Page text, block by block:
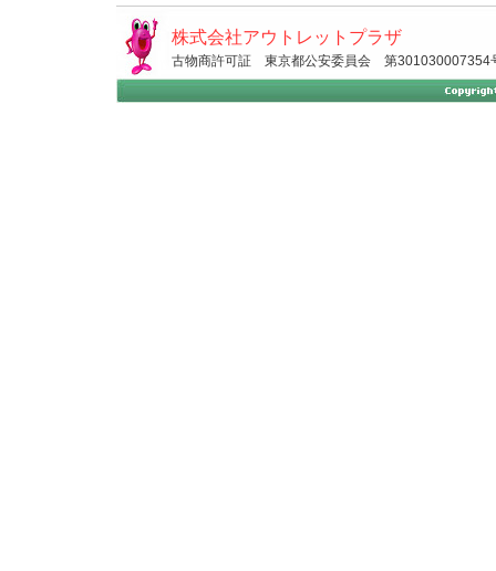
株式会社アウトレットプラザ
古物商許可証 東京都公安委員会 第301030007354